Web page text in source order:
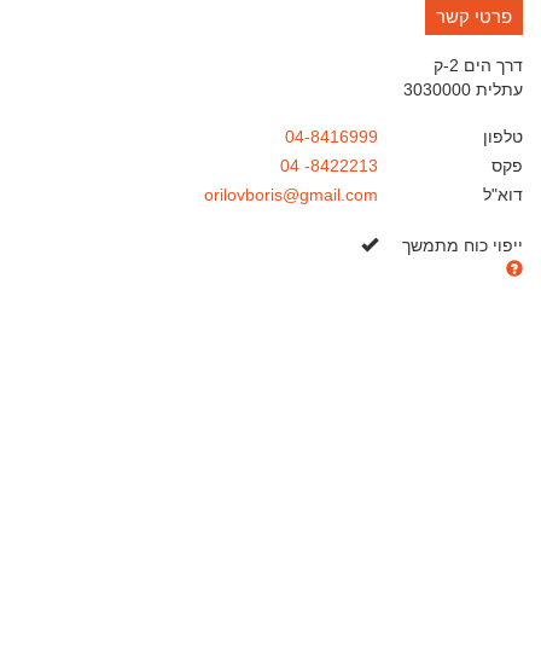
פרטי קשר
דרך הים 2-ק
עתלית 3030000
טלפון
04-8416999
פקס
04 -8422213
דוא"ל
orilovboris@gmail.com
ייפוי כוח מתמשך כן